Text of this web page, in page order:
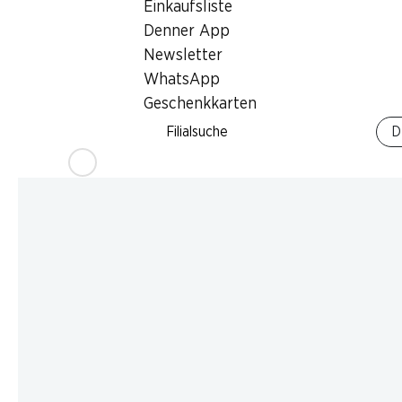
Einkaufsliste
Denner App
Newsletter
WhatsApp
Geschenkkarten
Filialsuche